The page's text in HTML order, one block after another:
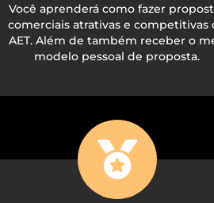
Você aprenderá como fazer
comerciais atrativas e competitivas
AET. Além de também receber o
modelo pessoal de proposta.​